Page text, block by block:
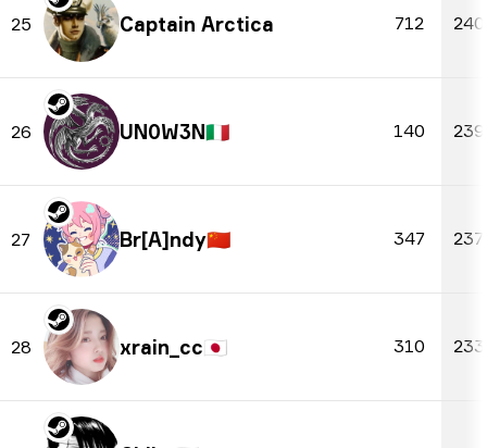
25 Captain Arctica 712
26 UN0W3N🇮🇹 140
27 Br[A]ndy🇨🇳 347
28 xrain_cc🇯🇵 310